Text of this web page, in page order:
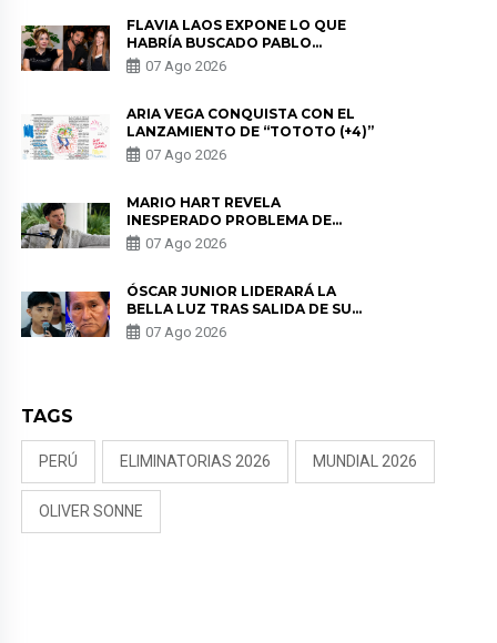
FLAVIA LAOS EXPONE LO QUE
HABRÍA BUSCADO PABLO
HEREDIA CON ALE FULLER: “UNA
DE LAS PARTES QUERÍA EL
07 Ago 2026
ARIA VEGA CONQUISTA CON EL
LANZAMIENTO DE “TOTOTO (+4)”
07 Ago 2026
MARIO HART REVELA
INESPERADO PROBLEMA DE
SALUD ANTES DE SEPARARSE DE
KORINA: “ME ENCONTRARON UN
07 Ago 2026
ÓSCAR JUNIOR LIDERARÁ LA
BELLA LUZ TRAS SALIDA DE SU
PADRE POR POLÉMICA CON
NALDY SALDAÑA
07 Ago 2026
TAGS
PERÚ ELIMINATORIAS 2026 MUNDIAL 2026
OLIVER SONNE